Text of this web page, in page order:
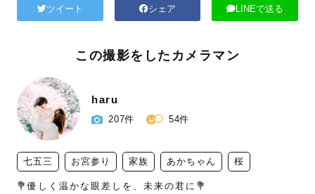
ツイート シェア LINEで送る
この撮影をしたカメラマン
haru
207件 54件
七五三 お宮参り 家族 あかちゃん 桜
💐優しく温かな眼差しを、未来の君に💐